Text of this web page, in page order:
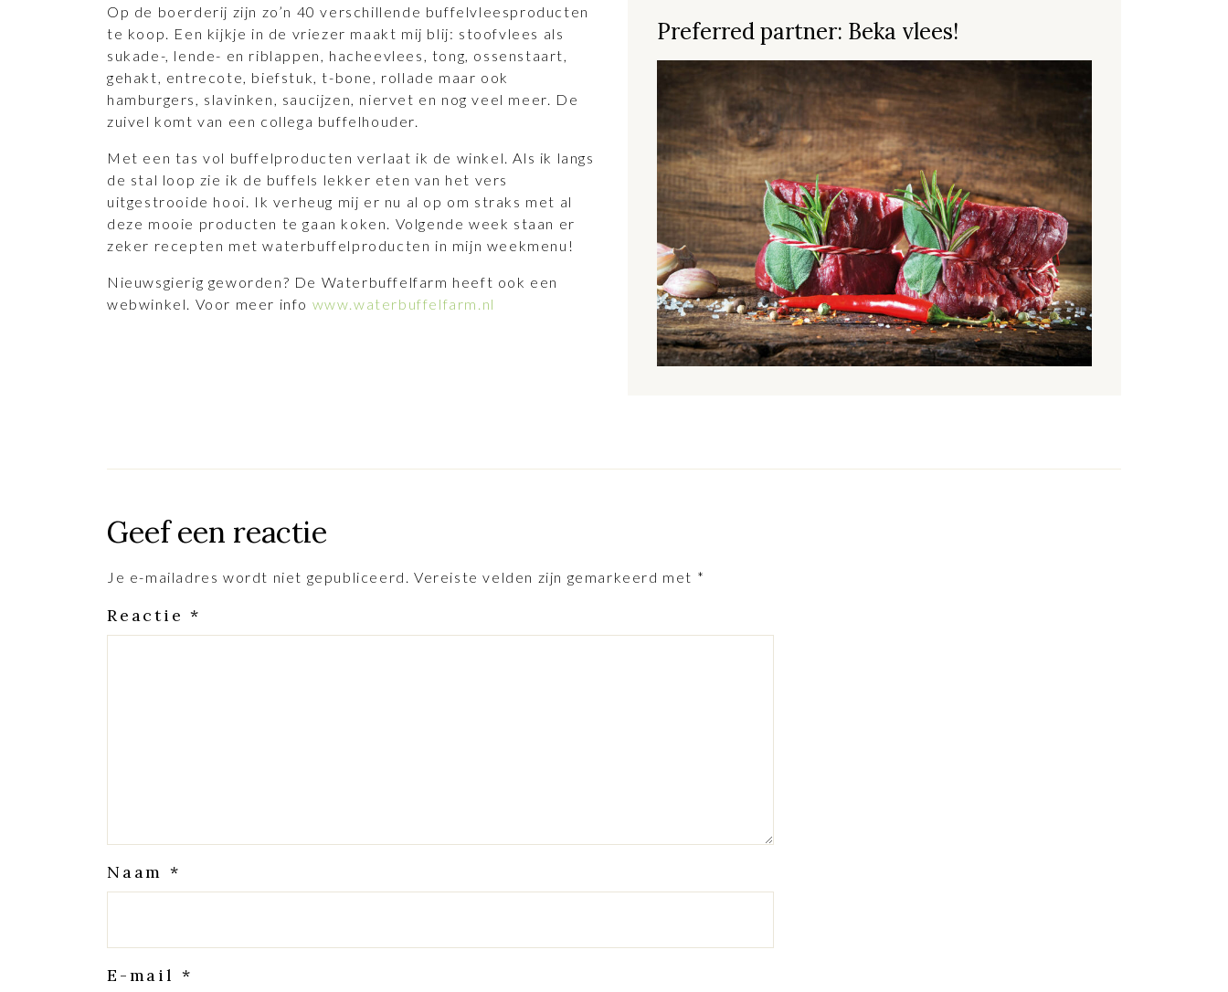
Op de boerderij zijn zo’n 40 verschillende buffelvleesproducten
te koop. Een kijkje in de vriezer maakt mij blij: stoofvlees als
sukade-, lende- en riblappen, hacheevlees, tong, ossenstaart,
gehakt, entrecote, biefstuk, t-bone, rollade maar ook
hamburgers, slavinken, saucijzen, niervet en nog veel meer. De
zuivel komt van een collega buffelhouder.
Met een tas vol buffelproducten verlaat ik de winkel. Als ik langs
de stal loop zie ik de buffels lekker eten van het vers
uitgestrooide hooi. Ik verheug mij er nu al op om straks met al
deze mooie producten te gaan koken. Volgende week staan er
zeker recepten met waterbuffelproducten in mijn weekmenu!
Nieuwsgierig geworden? De Waterbuffelfarm heeft ook een
webwinkel. Voor meer info www.waterbuffelfarm.nl
Preferred partner: Beka vlees!
Geef een reactie
Je e-mailadres wordt niet gepubliceerd. Vereiste velden zijn gemarkeerd met *
Reactie*
Naam *
E-mail *